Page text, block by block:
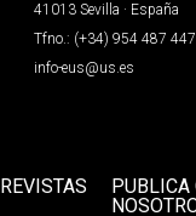
41013 Sevilla · España
Tfno.: (+34) 954 487 447
info-eus@us.es
REVISTAS
PUBLICA